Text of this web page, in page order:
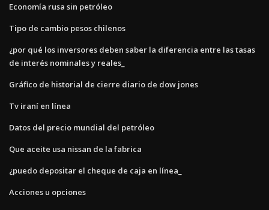
Economía rusa sin petróleo
Tipo de cambio pesos chilenos
¿por qué los inversores deben saber la diferencia entre las tasas
de interés nominales y reales_
Gráfico de historial de cierre diario de dow jones
Tv iraní en línea
Datos del precio mundial del petróleo
Que aceite usa nissan de la fabrica
¿puedo depositar el cheque de caja en línea_
Acciones u opciones